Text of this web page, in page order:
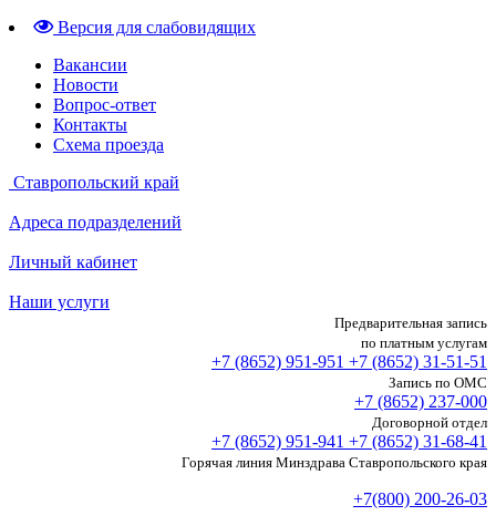
Версия для слабовидящих
Вакансии
Новости
Вопрос-ответ
Контакты
Схема проезда
Ставропольский край
Адреса подразделений
Личный кабинет
Наши услуги
Предварительная запись
по платным услугам
+7 (8652) 951-951 +7 (8652) 31-51-51
Запись по ОМС
+7 (8652) 237-000
Договорной отдел
+7 (8652) 951-941 +7 (8652) 31-68-41
Горячая линия Минздрава Ставропольского края
+7(800) 200-26-03